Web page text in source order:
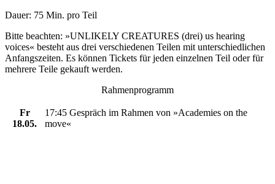
Dauer: 75 Min. pro Teil
Bitte beachten: »UNLIKELY CREATURES (drei) us hearing
voices« besteht aus drei verschiedenen Teilen mit unterschiedlichen
Anfangszeiten. Es können Tickets für jeden einzelnen Teil oder für
mehrere Teile gekauft werden.
Rahmenprogramm
Fr
18.05.
17:45 Gespräch im Rahmen von »Academies on the
move«